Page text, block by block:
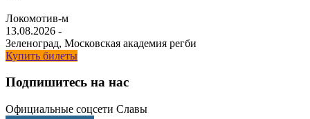
Локомотив-м
13.08.2026 -
Зеленоград, Московская академия регби
Купить билеты
Подпишитесь на нас
Официальные соцсети Славы